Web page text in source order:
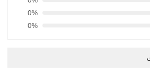
0%
0%